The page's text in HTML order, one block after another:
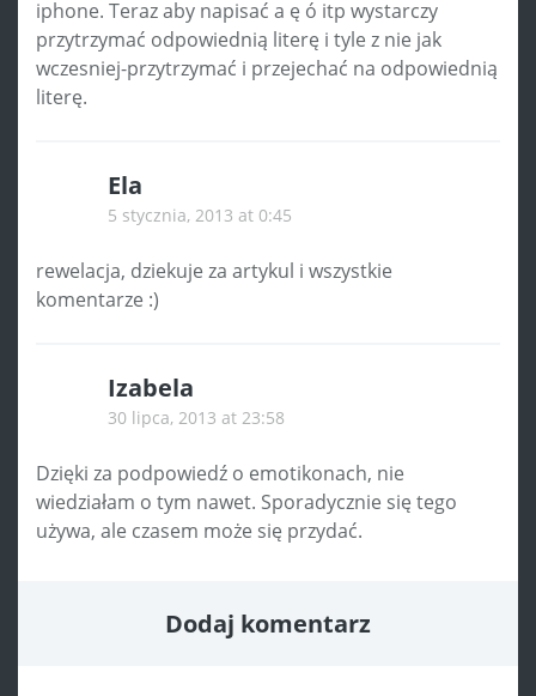
iphone. Teraz aby napisać a ę ó itp wystarczy
przytrzymać odpowiednią literę i tyle z nie jak
wczesniej-przytrzymać i przejechać na odpowiednią
literę.
Ela
5 stycznia, 2013 at 0:45
rewelacja, dziekuje za artykul i wszystkie
komentarze :)
Izabela
30 lipca, 2013 at 23:58
Dzięki za podpowiedź o emotikonach, nie
wiedziałam o tym nawet. Sporadycznie się tego
używa, ale czasem może się przydać.
Dodaj komentarz